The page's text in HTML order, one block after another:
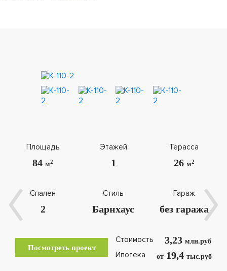
Площадь
84м2
Этажей
1
Терасса
26 м2
Спален
2
Стиль
Барнхаус
Гараж
без гаража
Стоимость 3,23 млн.руб
Ипотека от19,4 тыс.руб
Посмотреть проект